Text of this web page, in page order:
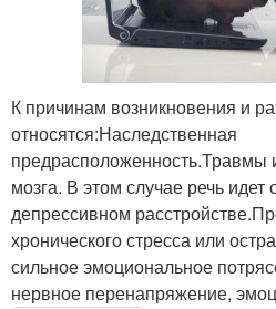
К причинам возникновения и
относятся:Наследственная
предрасположенность.Травмы
мозга. В этом случае речь идет
депрессивном
хронического стресса или
сильное эмоциональное
нервное перенапряжение,